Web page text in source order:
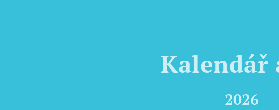
Kalendář
2026